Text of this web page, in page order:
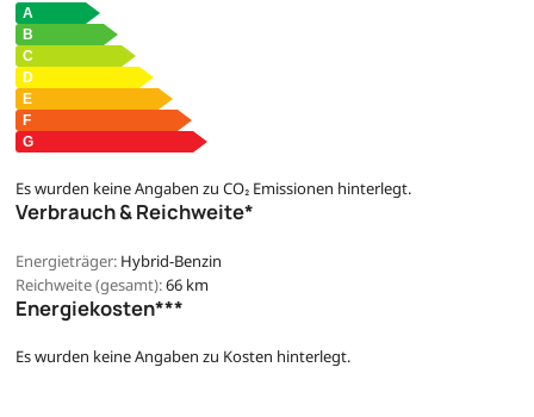
Es wurden keine Angaben zu CO₂ Emissionen hinterlegt.
Verbrauch & Reichweite*
Energieträger: Hybrid-Benzin
Reichweite (gesamt):66 km
Energiekosten***
Es wurden keine Angaben zu Kosten hinterlegt.